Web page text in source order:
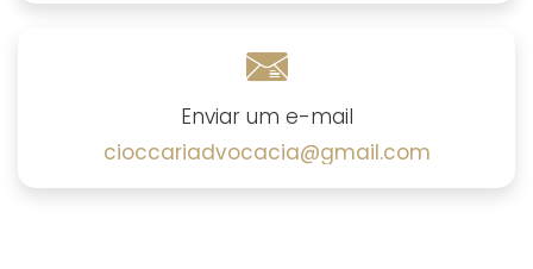
Enviar um e-mail
cioccariadvocacia@gmail.com